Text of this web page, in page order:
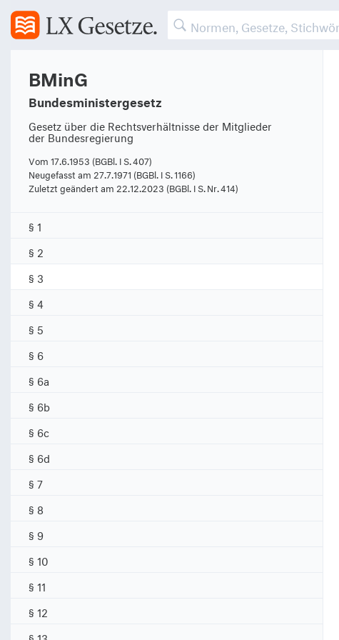
BMinG
Bundesministergesetz
Gesetz über die Rechtsverhältnisse der Mitglieder
der Bundesregierung
Vom 17.6.1953 (BGBl. I S. 407)
Neugefasst am 27.7.1971 (BGBl. I S. 1166)
Zuletzt geändert am 22.12.2023 (BGBl. I S. Nr. 414)
§ 1
§ 2
§ 3
§ 4
§ 5
§ 6
§ 6a
§ 6b
§ 6c
§ 6d
§ 7
§ 8
§ 9
§ 10
§ 11
§ 12